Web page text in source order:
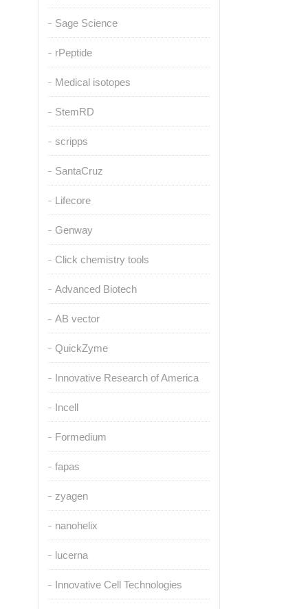
Sage Science
rPeptide
Medical isotopes
StemRD
scripps
SantaCruz
Lifecore
Genway
Click chemistry tools
Advanced Biotech
AB vector
QuickZyme
Innovative Research of America
Incell
Formedium
fapas
zyagen
nanohelix
lucerna
Innovative Cell Technologies